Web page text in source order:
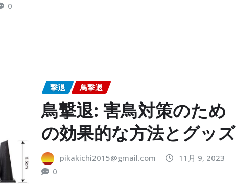
0
撃退 鳥撃退
鳥撃退: 害鳥対策のため
の効果的な方法とグッズ
pikakichi2015@gmail.com
11月 9, 2023
0